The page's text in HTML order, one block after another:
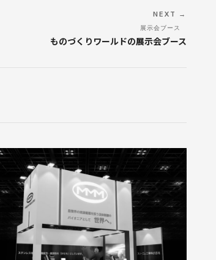
NEXT →
展示会ブース
ものづくりワールドの展示会ブース